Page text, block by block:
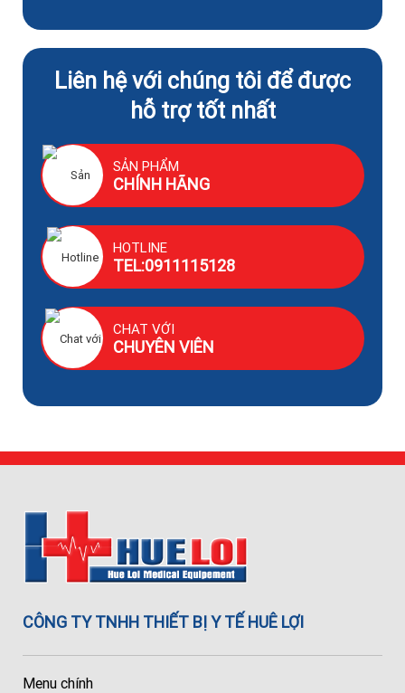
Liên hệ với chúng tôi để được
hỗ trợ tốt nhất
SẢN PHẨM
CHÍNH HÃNG
HOTLINE
TEL:0911115128
CHAT VỚI
CHUYÊN VIÊN
CÔNG TY TNHH THIẾT BỊ Y TẾ HUÊ LỢI
Menu chính